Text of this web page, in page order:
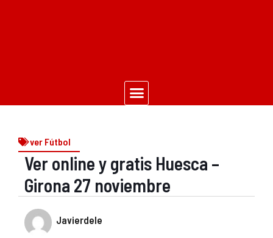
ver Fútbol
Ver online y gratis Huesca –
Girona 27 noviembre
Javierdele